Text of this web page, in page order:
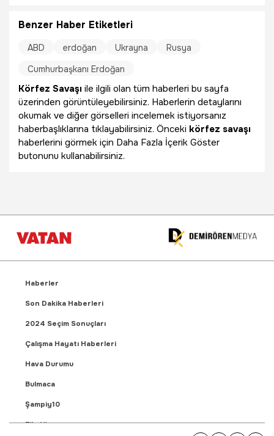
Benzer Haber Etiketleri
ABD erdoğan Ukrayna
Rusya
Cumhurbaşkanı Erdoğan
Körfez Savaşı ile ilgili olan tüm haberleri bu sayfa
üzerinden görüntüleyebilirsiniz. Haberlerin detaylarını
okumak ve diğer görselleri incelemek istiyorsanız
haberbaşlıklarına tıklayabilirsiniz. Önceki körfez savaşı
haberlerini görmek için Daha Fazla İçerik Göster
butonunu kullanabilirsiniz.
Haberler
Son Dakika Haberleri
2024 Seçim Sonuçları
Çalışma Hayatı Haberleri
Hava Durumu
Bulmaca
Şampiy10
Fikstür